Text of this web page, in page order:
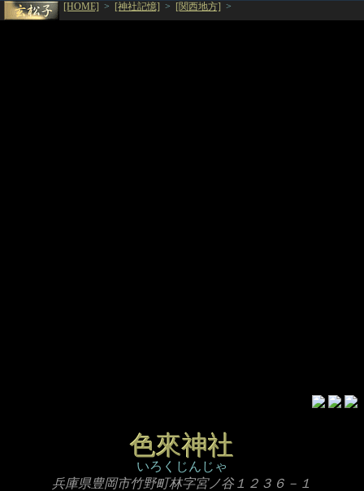
[HOME] > [神社記憶] > [関西地方] >
色來神社
いろくじんじゃ
兵庫県豊岡市竹野町林字宮ノ谷１２３６－１